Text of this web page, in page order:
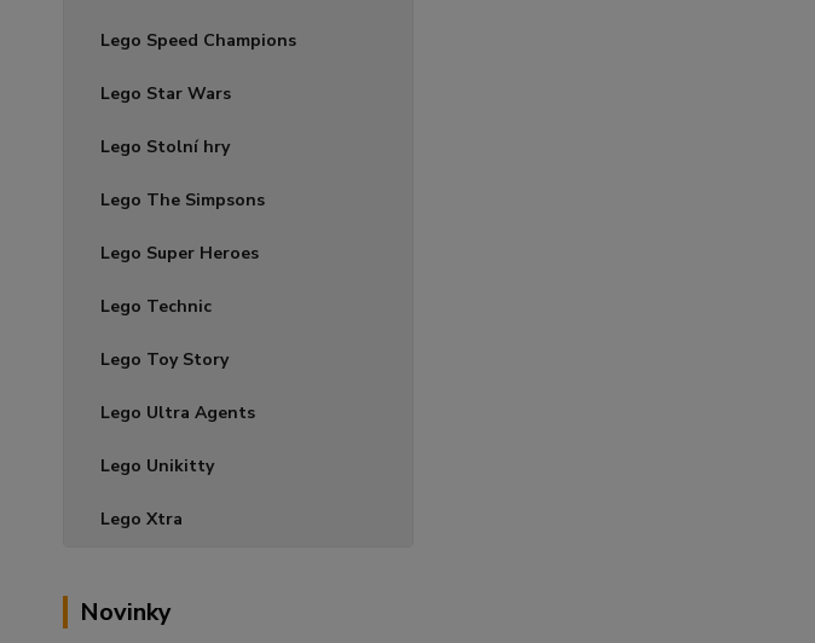
Lego Speed Champions
Lego Star Wars
Lego Stolní hry
Lego The Simpsons
Lego Super Heroes
Lego Technic
Lego Toy Story
Lego Ultra Agents
Lego Unikitty
Lego Xtra
Novinky